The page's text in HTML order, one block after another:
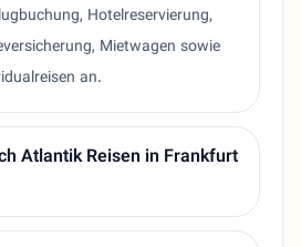
Hotelreservierung,
Mietwagen sowie
an.
Atlantik Reisen in Frankfurt